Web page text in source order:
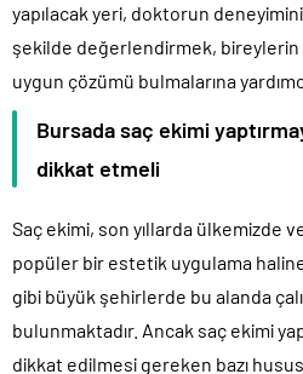
yapılacak yeri, doktorun
şekilde değerlendirmek, bireylerin
uygun çözümü bulmalarına
Bursada saç ekimi
dikkat etmeli
Saç ekimi, son yıllarda ülkemizde
popüler bir estetik uygulama
gibi büyük şehirlerde bu alanda
bulunmaktadır. Ancak saç ekimi
dikkat edilmesi gereken bazı